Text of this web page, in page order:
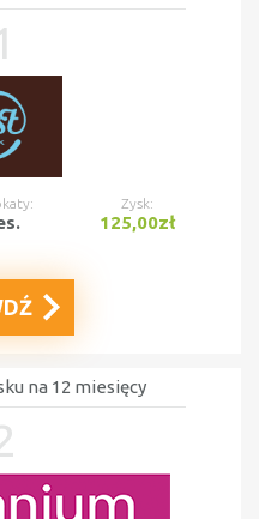
Zysk:
125,00zł
na 12 miesięcy